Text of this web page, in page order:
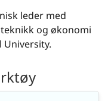
leder med
og økonomi
University.